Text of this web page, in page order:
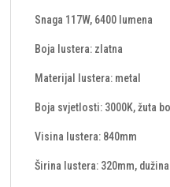
Snaga 117W, 6400 lumena
Boja lustera: zlatna
Materijal lustera: metal
Boja svjetlosti: 3000K, žuta
Visina lustera: 840mm
Širina lustera: 320mm,